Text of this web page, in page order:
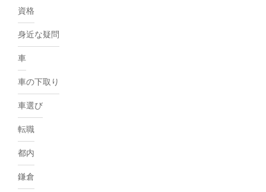
資格
身近な疑問
車
車の下取り
車選び
転職
都内
鎌倉